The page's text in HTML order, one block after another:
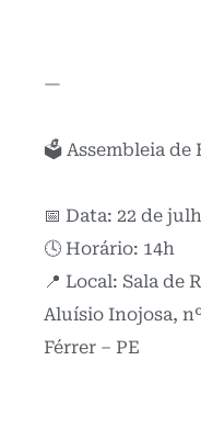
—
🗳️ Assembleia de
📅 Data: 22 de
🕓 Horário: 14h
📍 Local: Sala de
Aluísio Inojosa,
Férrer – PE